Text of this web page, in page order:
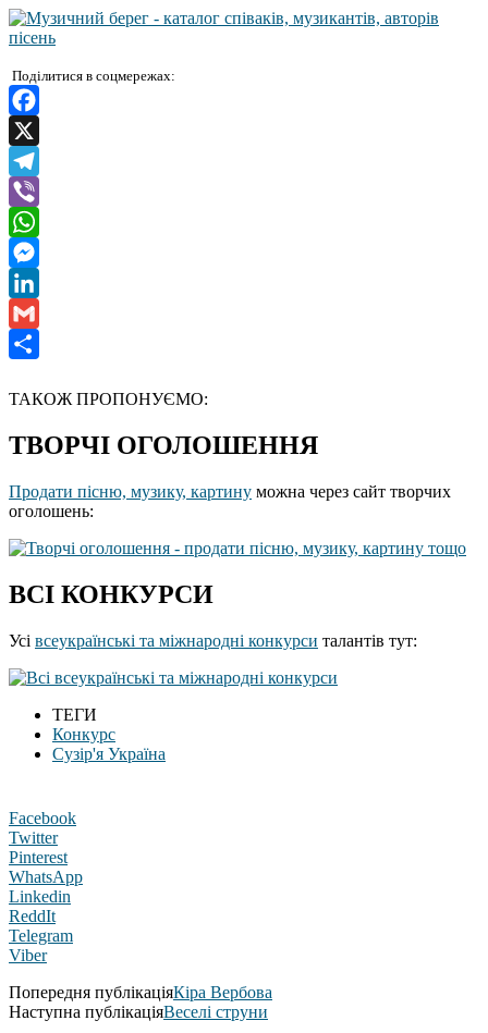
Поділитися в соцмережах:
Facebook
X
Telegram
Viber
WhatsApp
Messenger
LinkedIn
Gmail
ТАКОЖ ПРОПОНУЄМО:
ТВОРЧІ ОГОЛОШЕННЯ
Продати пісню, музику, картину можна через сайт творчих
оголошень:
ВСІ КОНКУРСИ
Усі всеукраїнські та міжнародні конкурси талантів тут:
ТЕГИ
Конкурс
Сузір'я Україна
Facebook
Twitter
Pinterest
WhatsApp
Linkedin
ReddIt
Telegram
Viber
Попередня публікаціяКіра Вербова
Наступна публікаціяВеселі струни